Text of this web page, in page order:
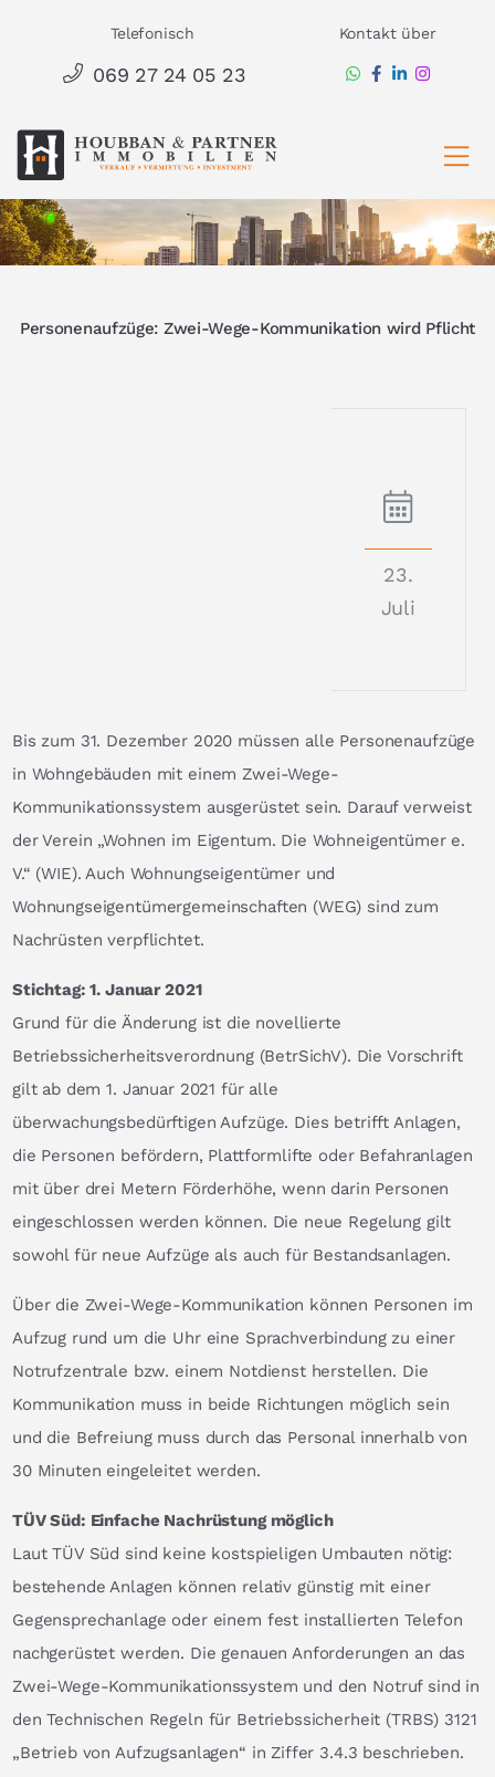
springen
Telefonisch
069 27 24 05 23
Kontakt über
Personenaufzüge: Zwei-Wege-Kommunikation wird Pflicht
23.
Juli
Bis zum 31. Dezember 2020 müssen alle Personenaufzüge
in Wohngebäuden mit einem Zwei-Wege-
Kommunikationssystem ausgerüstet sein. Darauf verweist
der Verein „Wohnen im Eigentum. Die Wohneigentümer e.
V.“ (WIE). Auch Wohnungseigentümer und
Wohnungseigentümergemeinschaften (WEG) sind zum
Nachrüsten verpflichtet.
Stichtag: 1. Januar 2021
Grund für die Änderung ist die novellierte
Betriebssicherheitsverordnung (BetrSichV). Die Vorschrift
gilt ab dem 1. Januar 2021 für alle
überwachungsbedürftigen Aufzüge. Dies betrifft Anlagen,
die Personen befördern, Plattformlifte oder Befahranlagen
mit über drei Metern Förderhöhe, wenn darin Personen
eingeschlossen werden können. Die neue Regelung gilt
sowohl für neue Aufzüge als auch für Bestandsanlagen.
Über die Zwei-Wege-Kommunikation können Personen im
Aufzug rund um die Uhr eine Sprachverbindung zu einer
Notrufzentrale bzw. einem Notdienst herstellen. Die
Kommunikation muss in beide Richtungen möglich sein
und die Befreiung muss durch das Personal innerhalb von
30 Minuten eingeleitet werden.
TÜV Süd: Einfache Nachrüstung möglich
Laut TÜV Süd sind keine kostspieligen Umbauten nötig:
bestehende Anlagen können relativ günstig mit einer
Gegensprechanlage oder einem fest installierten Telefon
nachgerüstet werden. Die genauen Anforderungen an das
Zwei-Wege-Kommunikationssystem und den Notruf sind in
den Technischen Regeln für Betriebssicherheit (TRBS) 3121
„Betrieb von Aufzugsanlagen“ in Ziffer 3.4.3 beschrieben.